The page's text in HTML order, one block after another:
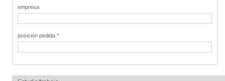
empresa
posición pedida*